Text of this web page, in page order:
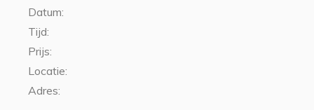
Datum:
Tijd:
Prijs:
Locatie:
Adres: